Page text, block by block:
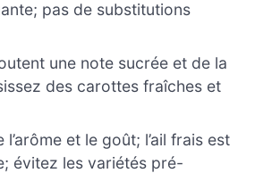
pas de substitutions
une note sucrée et de la
des carottes fraîches et
l’arôme et le goût; l’ail frais est
évitez les variétés pré-